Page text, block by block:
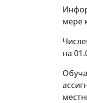
мере
на